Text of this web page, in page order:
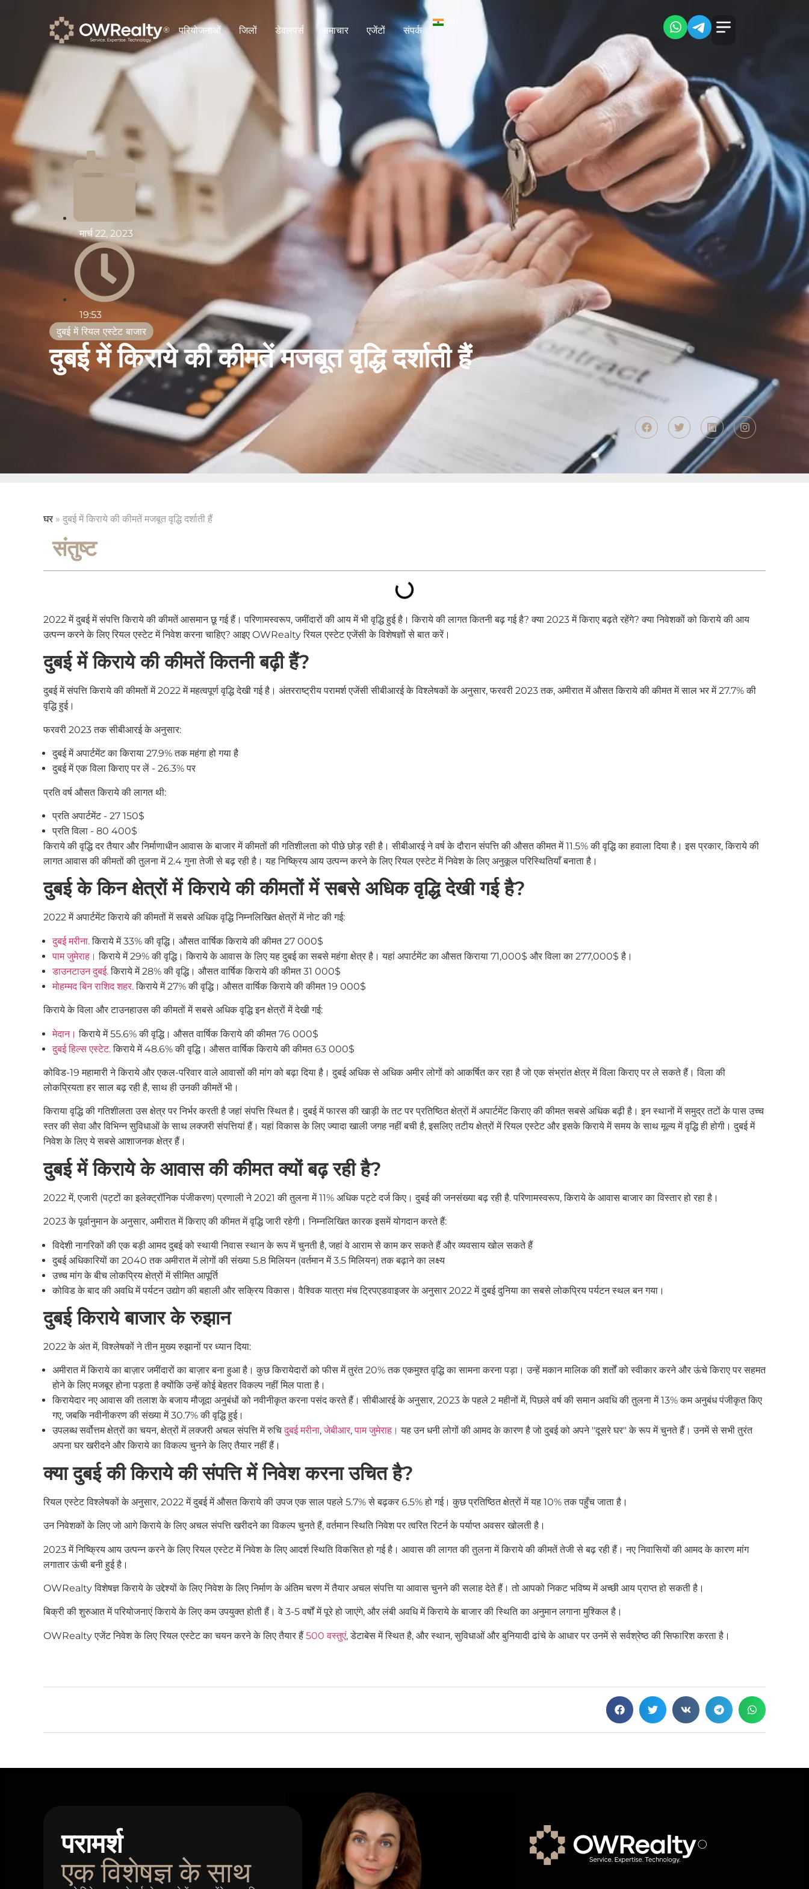
परियोजनाओं जिलों डेवलपर्स समाचार एजेंटों संपर्क
मार्च 22, 2023
19:53
दुबई में रियल एस्टेट बाजार
दुबई में किराये की कीमतें मजबूत वृद्धि दर्शाती हैं
घर » दुबई में किराये की कीमतें मजबूत वृद्धि दर्शाती हैं
संतुष्ट
2022 में दुबई में संपत्ति किराये की कीमतें आसमान छू गई हैं। परिणामस्वरूप, जमींदारों की आय में भी वृद्धि हुई है। किराये की लागत कितनी बढ़ गई है? क्या 2023 में किराए बढ़ते रहेंगे? क्या निवेशकों को किराये की आय
उत्पन्न करने के लिए रियल एस्टेट में निवेश करना चाहिए? आइए OWRealty रियल एस्टेट एजेंसी के विशेषज्ञों से बात करें।
दुबई में किराये की कीमतें कितनी बढ़ी हैं?
दुबई में संपत्ति किराये की कीमतों में 2022 में महत्वपूर्ण वृद्धि देखी गई है। अंतरराष्ट्रीय परामर्श एजेंसी सीबीआरई के विश्लेषकों के अनुसार, फरवरी 2023 तक, अमीरात में औसत किराये की कीमत में साल भर में 27.7% की
वृद्धि हुई।
फरवरी 2023 तक सीबीआरई के अनुसार:
दुबई में अपार्टमेंट का किराया 27.9% तक महंगा हो गया है
दुबई में एक विला किराए पर लें - 26.3% पर
प्रति वर्ष औसत किराये की लागत थी:
प्रति अपार्टमेंट - 27 150$
प्रति विला - 80 400$
किराये की वृद्धि दर तैयार और निर्माणाधीन आवास के बाजार में कीमतों की गतिशीलता को पीछे छोड़ रही है। सीबीआरई ने वर्ष के दौरान संपत्ति की औसत कीमत में 11.5% की वृद्धि का हवाला दिया है। इस प्रकार, किराये की
लागत आवास की कीमतों की तुलना में 2.4 गुना तेजी से बढ़ रही है। यह निष्क्रिय आय उत्पन्न करने के लिए रियल एस्टेट में निवेश के लिए अनुकूल परिस्थितियाँ बनाता है।
दुबई के किन क्षेत्रों में किराये की कीमतों में सबसे अधिक वृद्धि देखी गई है?
2022 में अपार्टमेंट किराये की कीमतों में सबसे अधिक वृद्धि निम्नलिखित क्षेत्रों में नोट की गई:
दुबई मरीना.किराये में 33% की वृद्धि। औसत वार्षिक किराये की कीमत 27 000$
पाम जुमेराह।किराये में 29% की वृद्धि। किराये के आवास के लिए यह दुबई का सबसे महंगा क्षेत्र है। यहां अपार्टमेंट का औसत किराया 71,000$ और विला का 277,000$ है।
डाउनटाउन दुबई.किराये में 28% की वृद्धि। औसत वार्षिक किराये की कीमत 31 000$
मोहम्मद बिन राशिद शहर.किराये में 27% की वृद्धि। औसत वार्षिक किराये की कीमत 19 000$
किराये के विला और टाउनहाउस की कीमतों में सबसे अधिक वृद्धि इन क्षेत्रों में देखी गई:
मेदान। किराये में 55.6% की वृद्धि। औसत वार्षिक किराये की कीमत 76 000$
दुबई हिल्स एस्टेट.किराये में 48.6% की वृद्धि। औसत वार्षिक किराये की कीमत 63 000$
कोविड-19 महामारी ने किराये और एकल-परिवार वाले आवासों की मांग को बढ़ा दिया है। दुबई अधिक से अधिक अमीर लोगों को आकर्षित कर रहा है जो एक संभ्रांत क्षेत्र में विला किराए पर ले सकते हैं। विला की
लोकप्रियता हर साल बढ़ रही है, साथ ही उनकी कीमतें भी।
किराया वृद्धि की गतिशीलता उस क्षेत्र पर निर्भर करती है जहां संपत्ति स्थित है। दुबई में फारस की खाड़ी के तट पर प्रतिष्ठित क्षेत्रों में अपार्टमेंट किराए की कीमत सबसे अधिक बढ़ी है। इन स्थानों में समुद्र तटों के पास उच्च
स्तर की सेवा और विभिन्न सुविधाओं के साथ लक्जरी संपत्तियां हैं। यहां विकास के लिए ज्यादा खाली जगह नहीं बची है, इसलिए तटीय क्षेत्रों में रियल एस्टेट और इसके किराये में समय के साथ मूल्य में वृद्धि ही होगी। दुबई में
निवेश के लिए ये सबसे आशाजनक क्षेत्र हैं।
दुबई में किराये के आवास की कीमत क्यों बढ़ रही है?
2022 में, एजारी (पट्टों का इलेक्ट्रॉनिक पंजीकरण) प्रणाली ने 2021 की तुलना में 11% अधिक पट्टे दर्ज किए। दुबई की जनसंख्या बढ़ रही है. परिणामस्वरूप, किराये के आवास बाजार का विस्तार हो रहा है।
2023 के पूर्वानुमान के अनुसार, अमीरात में किराए की कीमत में वृद्धि जारी रहेगी। निम्नलिखित कारक इसमें योगदान करते हैं:
विदेशी नागरिकों की एक बड़ी आमद दुबई को स्थायी निवास स्थान के रूप में चुनती है, जहां वे आराम से काम कर सकते हैं और व्यवसाय खोल सकते हैं
दुबई अधिकारियों का 2040 तक अमीरात में लोगों की संख्या 5.8 मिलियन (वर्तमान में 3.5 मिलियन) तक बढ़ाने का लक्ष्य
उच्च मांग के बीच लोकप्रिय क्षेत्रों में सीमित आपूर्ति
कोविड के बाद की अवधि में पर्यटन उद्योग की बहाली और सक्रिय विकास। वैश्विक यात्रा मंच ट्रिपएडवाइजर के अनुसार 2022 में दुबई दुनिया का सबसे लोकप्रिय पर्यटन स्थल बन गया।
दुबई किराये बाजार के रुझान
2022 के अंत में, विश्लेषकों ने तीन मुख्य रुझानों पर ध्यान दिया:
अमीरात में किराये का बाज़ार जमींदारों का बाज़ार बना हुआ है। कुछ किरायेदारों को फीस में तुरंत 20% तक एकमुश्त वृद्धि का सामना करना पड़ा। उन्हें मकान मालिक की शर्तों को स्वीकार करने और ऊंचे किराए पर सहमत
होने के लिए मजबूर होना पड़ता है क्योंकि उन्हें कोई बेहतर विकल्प नहीं मिल पाता है।
किरायेदार नए आवास की तलाश के बजाय मौजूदा अनुबंधों को नवीनीकृत करना पसंद करते हैं। सीबीआरई के अनुसार, 2023 के पहले 2 महीनों में, पिछले वर्ष की समान अवधि की तुलना में 13% कम अनुबंध पंजीकृत किए
गए, जबकि नवीनीकरण की संख्या में 30.7% की वृद्धि हुई।
उपलब्ध सर्वोत्तम क्षेत्रों का चयन, क्षेत्रों में लक्जरी अचल संपत्ति में रुचिदुबई मरीना,जेबीआर,पाम जुमेराह। यह उन धनी लोगों की आमद के कारण है जो दुबई को अपने "दूसरे घर" के रूप में चुनते हैं। उनमें से सभी तुरंत
अपना घर खरीदने और किराये का विकल्प चुनने के लिए तैयार नहीं हैं।
क्या दुबई की किराये की संपत्ति में निवेश करना उचित है?
रियल एस्टेट विश्लेषकों के अनुसार, 2022 में दुबई में औसत किराये की उपज एक साल पहले 5.7% से बढ़कर 6.5% हो गई। कुछ प्रतिष्ठित क्षेत्रों में यह 10% तक पहुँच जाता है।
उन निवेशकों के लिए जो आगे किराये के लिए अचल संपत्ति खरीदने का विकल्प चुनते हैं, वर्तमान स्थिति निवेश पर त्वरित रिटर्न के पर्याप्त अवसर खोलती है।
2023 में निष्क्रिय आय उत्पन्न करने के लिए रियल एस्टेट में निवेश के लिए आदर्श स्थिति विकसित हो गई है। आवास की लागत की तुलना में किराये की कीमतें तेजी से बढ़ रही हैं। नए निवासियों की आमद के कारण मांग
लगातार ऊंची बनी हुई है।
OWRealty विशेषज्ञ किराये के उद्देश्यों के लिए निवेश के लिए निर्माण के अंतिम चरण में तैयार अचल संपत्ति या आवास चुनने की सलाह देते हैं। तो आपको निकट भविष्य में अच्छी आय प्राप्त हो सकती है।
बिक्री की शुरुआत में परियोजनाएं किराये के लिए कम उपयुक्त होती हैं। वे 3-5 वर्षों में पूरे हो जाएंगे, और लंबी अवधि में किराये के बाजार की स्थिति का अनुमान लगाना मुश्किल है।
OWRealty एजेंट निवेश के लिए रियल एस्टेट का चयन करने के लिए तैयार हैं500 वस्तुएं, डेटाबेस में स्थित है, और स्थान, सुविधाओं और बुनियादी ढांचे के आधार पर उनमें से सर्वश्रेष्ठ की सिफारिश करता है।
परामर्श
एक विशेषज्ञ के साथ